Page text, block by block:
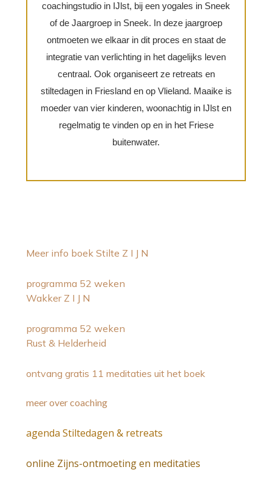
coachingstudio in IJlst, bij een yogales in Sneek
of de Jaargroep in Sneek. In deze jaargroep
ontmoeten we elkaar in dit proces en staat de
integratie van verlichting in het dagelijks leven
centraal. Ook organiseert ze retreats en
stiltedagen in Friesland en op Vlieland. Maaike is
moeder van vier kinderen, woonachtig in IJlst en
regelmatig te vinden op en in het Friese
buitenwater.
Meer info boek Stilte Z I J N
programma 52 weken
Wakker Z I J N
programma 52 weken
Rust & Helderheid
ontvang gratis 11 meditaties uit het boek
meer over coaching
agenda Stiltedagen & retreats
online Zijns-ontmoeting en meditaties